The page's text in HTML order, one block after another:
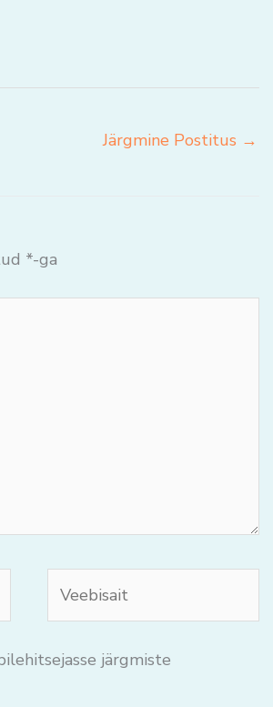
Järgmine Postitus →
*-ga
järgmiste